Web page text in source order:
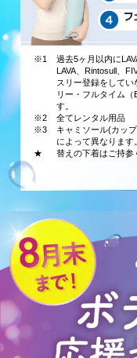
※1
過去5ヶ月以内に
LAVA、Rintosull、
スリー登録をして
リー・フルタイム
す。
※2
全てレンタル用品
※3
キャミソール(カッ
によって異なります。
★
替えの下着はご持参